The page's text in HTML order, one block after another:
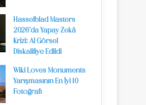
Hasselblad Masters
2026’da Yapay Zekâ
Krizi: AI Görsel
Diskalifiye Edildi
Wiki Loves Monuments
Yarışmasının En İyi 10
Fotoğrafı